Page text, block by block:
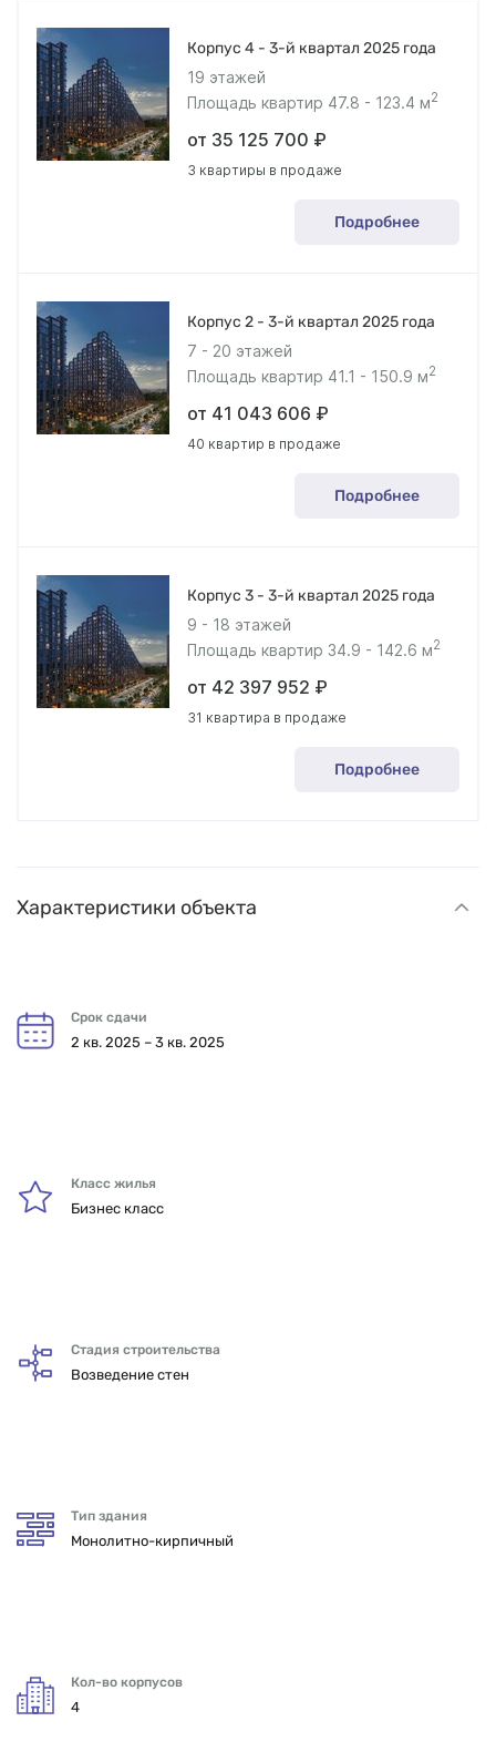
Корпус 4 - 3-й квартал 2025 года
19 этажей
Площадь квартир 47.8 - 123.4 м2
от 35 125 700 ₽
3 квартиры в продаже
Подробнее
Корпус 2 - 3-й квартал 2025 года
7 - 20 этажей
Площадь квартир 41.1 - 150.9 м2
от 41 043 606 ₽
40 квартир в продаже
Подробнее
Корпус 3 - 3-й квартал 2025 года
9 - 18 этажей
Площадь квартир 34.9 - 142.6 м2
от 42 397 952 ₽
31 квартира в продаже
Подробнее
Характеристики объекта
Срок сдачи
2 кв. 2025 – 3 кв. 2025
Класс жилья
Бизнес класс
Стадия строительства
Возведение стен
Тип здания
Монолитно-кирпичный
Кол-во корпусов
4